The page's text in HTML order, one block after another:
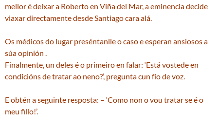
mellor é deixar a Roberto en Viña del Mar, a eminencia decide
viaxar directamente desde Santiago cara alá.
Os médicos do lugar preséntanlle o caso e esperan ansiosos a
súa opinión .
Finalmente, un deles é o primeiro en falar: ‘Está vostede en
condicións de tratar ao neno?’, pregunta cun fío de voz.
E obtén a seguinte resposta: – ‘Como non o vou tratar se é o
meu fillo!’.